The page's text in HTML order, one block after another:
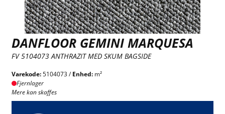
DANFLOOR GEMINI MARQUESA
FV 5104073 ANTHRAZIT MED SKUM BAGSIDE
Varekode:5104073 /Enhed: m²
Fjernlager
Mere kan skaffes